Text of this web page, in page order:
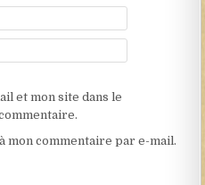
et mon site dans le
mon commentaire par e-mail.